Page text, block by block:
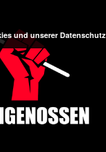
und unserer